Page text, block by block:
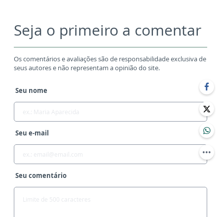
Seja o primeiro a comentar
Os comentários e avaliações são de responsabilidade exclusiva de
seus autores e não representam a opinião do site.
Seu nome
Seu e-mail
Seu comentário